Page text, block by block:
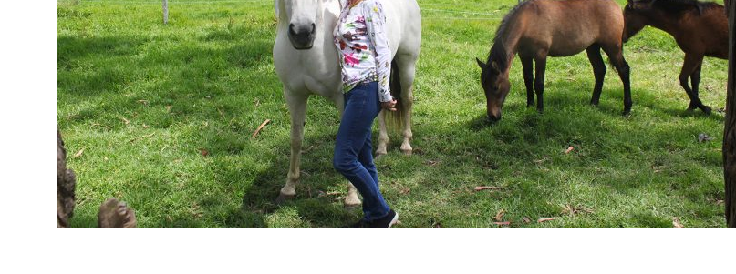
SAINT-GOBAIN IMPTEK – XI CONVENCIÓN
INTERNACIONAL